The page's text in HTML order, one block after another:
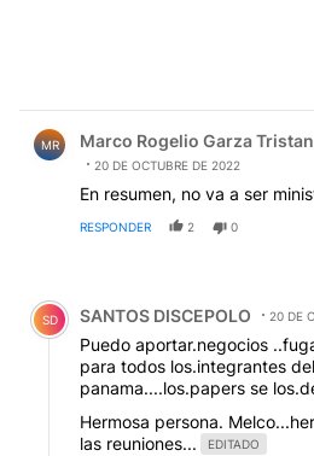
MR Marco Rogelio Garza Tristan
20 DE OCTUBRE DE 2022
En resumen, no va a ser
RESPONDER 2 0
Comentario de SANTOS
SD SANTOS DISCEPOLO 20 DE
Puedo aportar.negocios
para todos los.integrantes
panama....los.papers se
Hermosa persona.
las reuniones...
EDITADO